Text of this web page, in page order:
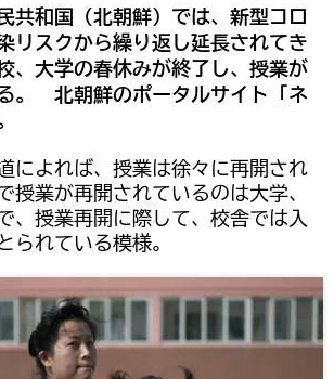
共和国（北朝鮮）では、新型コロ
リスクから繰り返し延長されてき
、大学の春休みが終了し、授業が
。 北朝鮮のポータルサイト「ネ
によれば、授業は徐々に再開され
授業が再開されているのは大学、
、授業再開に際して、校舎では入
られている模様。